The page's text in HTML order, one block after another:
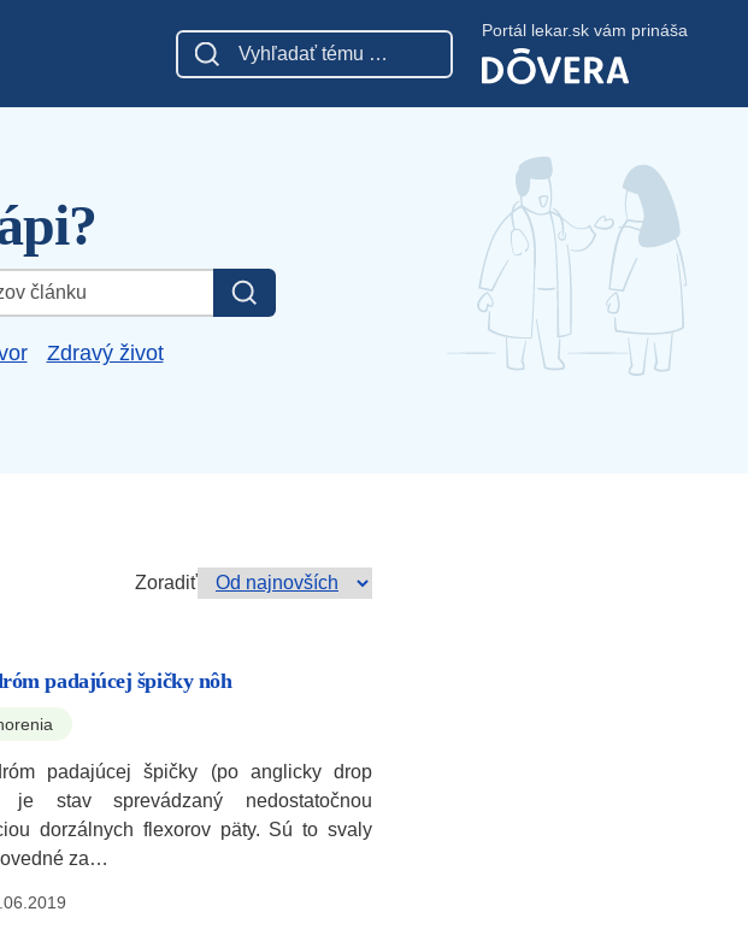
Portál lekar.sk vám prináša
Zdravý život
Zoradiť
padajúcej špičky nôh
padajúcej špičky (po anglicky drop
je stav sprevádzaný nedostatočnou
dorzálnych flexorov päty. Sú to svaly
za…